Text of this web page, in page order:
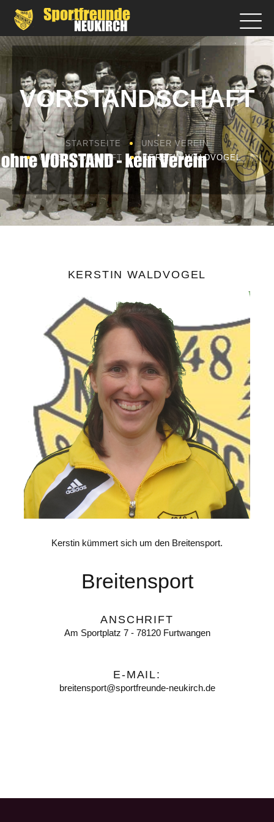
VORSTANDSCHAFT
STARTSEITE
UNSER VEREIN
VORSTANDSCHAFT
KERSTIN WALDVOGEL
KERSTIN WALDVOGEL
Kerstin kümmert sich um den Breitensport.
Breitensport
ANSCHRIFT
Am Sportplatz 7 - 78120 Furtwangen
E-MAIL:
breitensport@sportfreunde-neukirch.de